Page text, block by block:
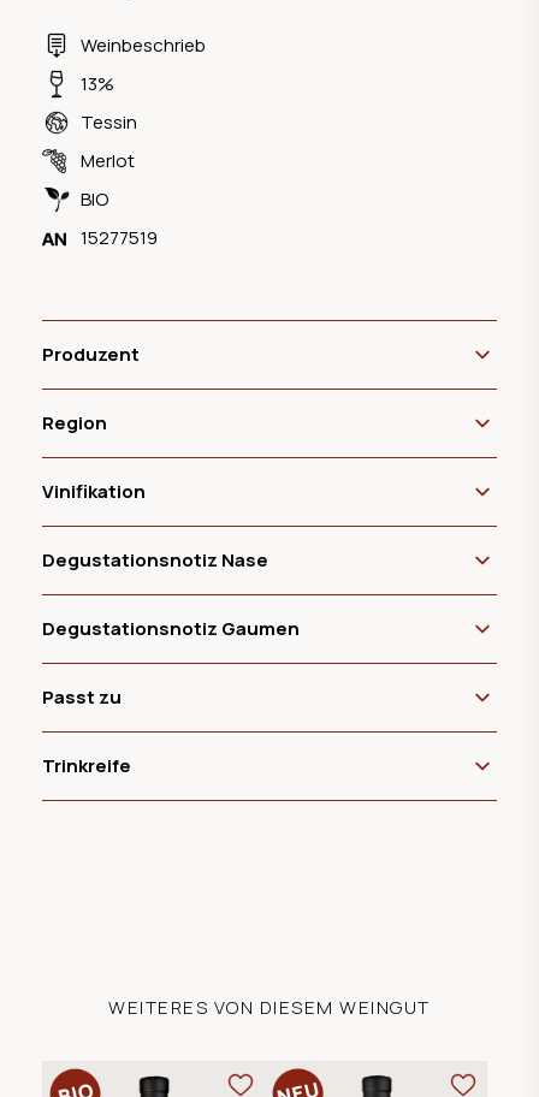
Weinbeschrieb
13%
Tessin
Merlot
BIO
15277519
Produzent
Region
Vinifikation
Degustationsnotiz Nase
Degustationsnotiz Gaumen
Passt zu
Trinkreife
WEITERES VON DIESEM WEINGUT